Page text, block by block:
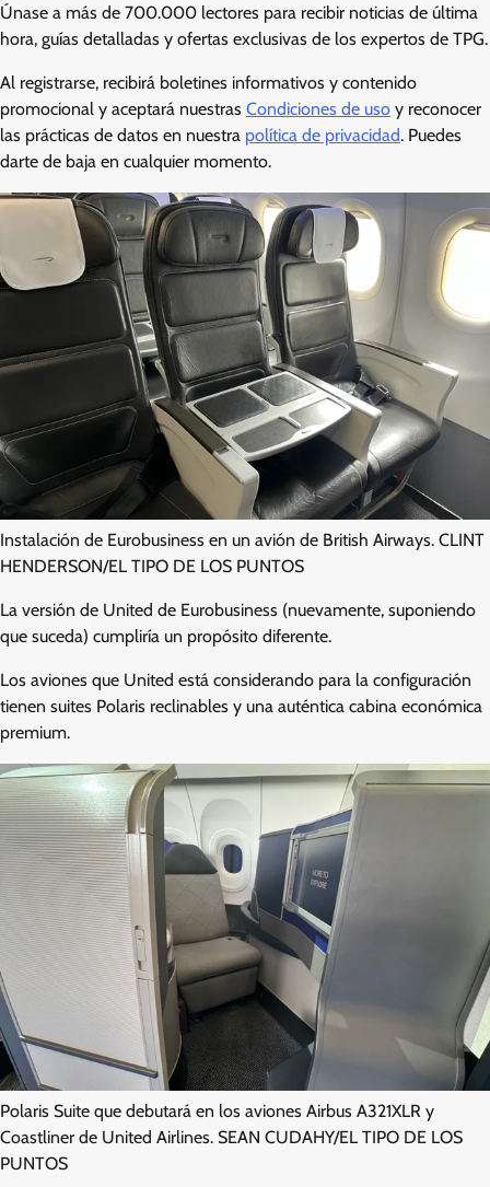
Únase a más de 700.000 lectores para recibir noticias de última
hora, guías detalladas y ofertas exclusivas de los expertos de TPG.
Al registrarse, recibirá boletines informativos y contenido
promocional y aceptará nuestras Condiciones de uso y reconocer
las prácticas de datos en nuestra política de privacidad. Puedes
darte de baja en cualquier momento.
Instalación de Eurobusiness en un avión de British Airways. CLINT
HENDERSON/EL TIPO DE LOS PUNTOS
La versión de United de Eurobusiness (nuevamente, suponiendo
que suceda) cumpliría un propósito diferente.
Los aviones que United está considerando para la configuración
tienen suites Polaris reclinables y una auténtica cabina económica
premium.
Polaris Suite que debutará en los aviones Airbus A321XLR y
Coastliner de United Airlines. SEAN CUDAHY/EL TIPO DE LOS
PUNTOS